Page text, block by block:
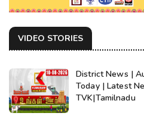
VIDEO STORIES
District News |
Today | Latest
TVK|Tamilnadu